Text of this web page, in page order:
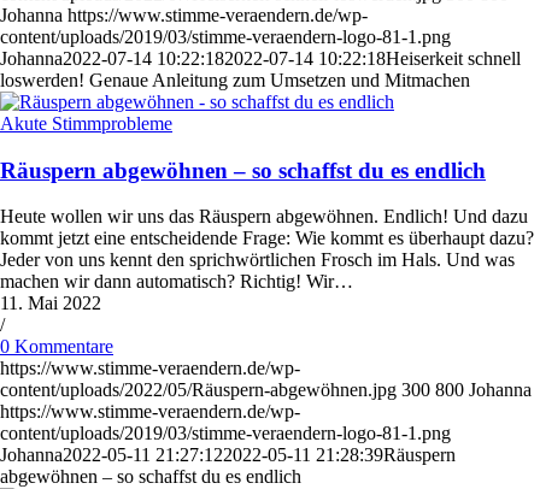
Johanna https://www.stimme-veraendern.de/wp-
content/uploads/2019/03/stimme-veraendern-logo-81-1.png
Johanna2022-07-14 10:22:182022-07-14 10:22:18Heiserkeit schnell
loswerden! Genaue Anleitung zum Umsetzen und Mitmachen
Akute Stimmprobleme
Räuspern abgewöhnen – so schaffst du es endlich
Heute wollen wir uns das Räuspern abgewöhnen. Endlich! Und dazu
kommt jetzt eine entscheidende Frage: Wie kommt es überhaupt dazu?
Jeder von uns kennt den sprichwörtlichen Frosch im Hals. Und was
machen wir dann automatisch? Richtig! Wir…
11. Mai 2022
/
0 Kommentare
https://www.stimme-veraendern.de/wp-
content/uploads/2022/05/Räuspern-abgewöhnen.jpg 300 800 Johanna
https://www.stimme-veraendern.de/wp-
content/uploads/2019/03/stimme-veraendern-logo-81-1.png
Johanna2022-05-11 21:27:122022-05-11 21:28:39Räuspern
abgewöhnen – so schaffst du es endlich